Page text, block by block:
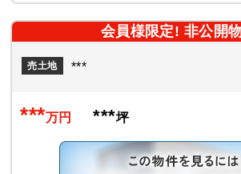
会員様限定! 非公開
売土地 ***
***万円 ***坪